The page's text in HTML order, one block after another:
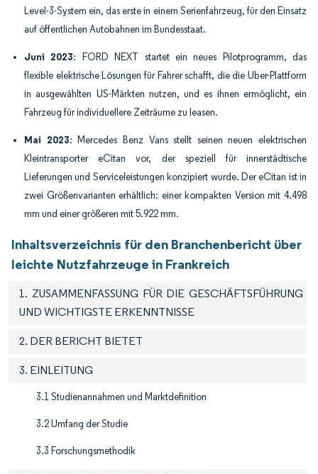
Level-3-System ein, das erste in einem Serienfahrzeug, für den Einsatz
auf öffentlichen Autobahnen im Bundesstaat.
Juni 2023: FORD NEXT startet ein neues Pilotprogramm, das
flexible elektrische Lösungen für Fahrer schafft, die die Uber-Plattform
in ausgewählten US-Märkten nutzen, und es ihnen ermöglicht, ein
Fahrzeug für individuellere Zeiträume zu leasen.
Mai 2023: Mercedes Benz Vans stellt seinen neuen elektrischen
Kleintransporter eCitan vor, der speziell für innerstädtische
Lieferungen und Serviceleistungen konzipiert wurde. Der eCitan ist in
zwei Größenvarianten erhältlich: einer kompakten Version mit 4.498
mm und einer größeren mit 5.922 mm.
Inhaltsverzeichnis für den Branchenbericht über
leichte Nutzfahrzeuge in Frankreich
1. ZUSAMMENFASSUNG FÜR DIE GESCHÄFTSFÜHRUNG
UND WICHTIGSTE ERKENNTNISSE
2. DER BERICHT BIETET
3. EINLEITUNG
3.1 Studienannahmen und Marktdefinition
3.2 Umfang der Studie
3.3 Forschungsmethodik